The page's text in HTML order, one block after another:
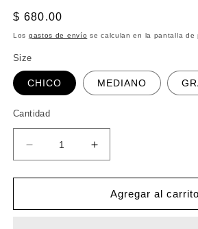
Precio
habitual
$ 680.00
Los gastos de envío se calculan en la pantalla de
Size
CHICO MEDIANO
Cantidad
Reducir
cantidad
para
KISSES
Aumentar
cantidad
para
BLUSON
KISSES
Agregar al carrito